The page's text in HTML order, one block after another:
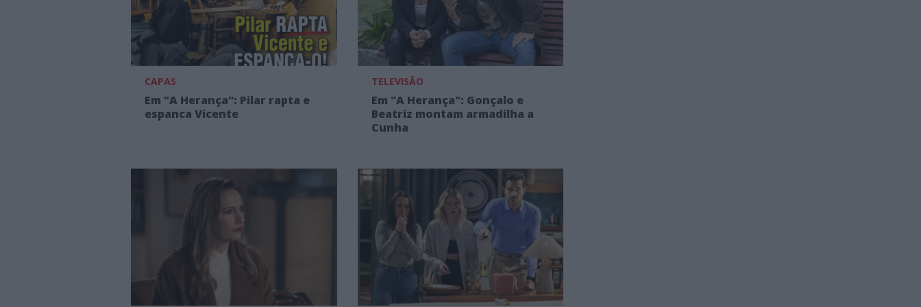
CAPAS
Em "A Herança": Pilar rapta e
espanca Vicente
TELEVISÃO
Em "A Herança": Gonçalo e
Beatriz montam armadilha a
Cunha